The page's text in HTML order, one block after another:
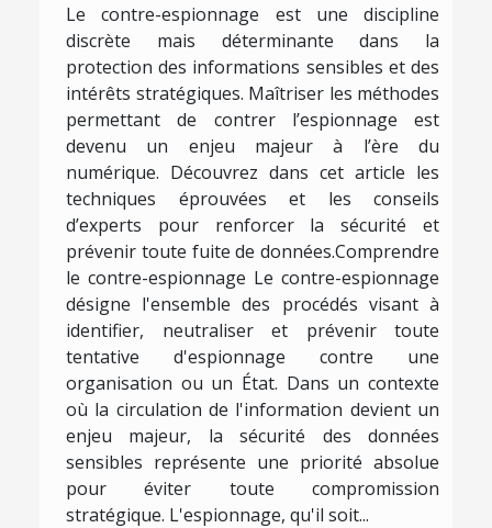
Le contre-espionnage est une discipline
discrète mais déterminante dans la
protection des informations sensibles et des
intérêts stratégiques. Maîtriser les méthodes
permettant de contrer l’espionnage est
devenu un enjeu majeur à l’ère du
numérique. Découvrez dans cet article les
techniques éprouvées et les conseils
d’experts pour renforcer la sécurité et
prévenir toute fuite de données.Comprendre
le contre-espionnage Le contre-espionnage
désigne l'ensemble des procédés visant à
identifier, neutraliser et prévenir toute
tentative d'espionnage contre une
organisation ou un État. Dans un contexte
où la circulation de l'information devient un
enjeu majeur, la sécurité des données
sensibles représente une priorité absolue
pour éviter toute compromission
stratégique. L'espionnage, qu'il soit...